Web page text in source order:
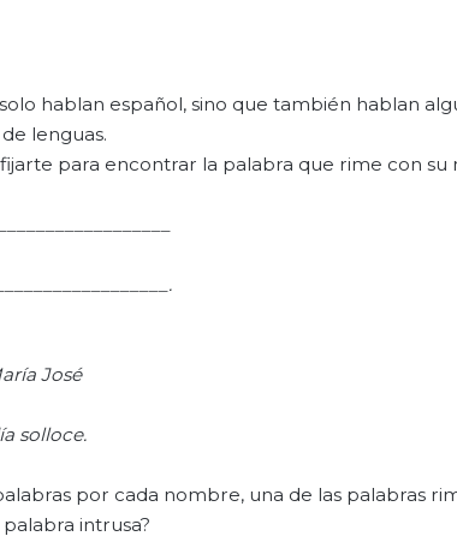
hablan español, sino que también hablan
lenguas.
para encontrar la palabra que rime con su
José
solloce.
por cada nombre, una de las palabras
intrusa?